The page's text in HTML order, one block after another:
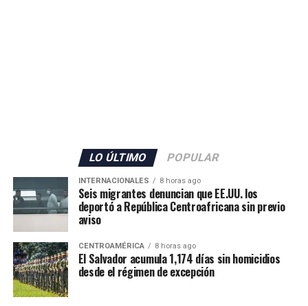
«Envía otro mensaje claro: los delincuentes no tienen
dónde esconderse», expresó el diplomático, quien
añadió que la cooperación entre ambos países para
desmantelar los cárteles y llevar ante la justicia a los
responsables de delitos violentos continúa dando
resultados.
LO ÚLTIMO POPULAR
INTERNACIONALES 8 horas ago
Seis migrantes denuncian que EE.UU. los
deportó a República Centroafricana sin previo
aviso
CENTROAMÉRICA 8 horas ago
El Salvador acumula 1,174 días sin homicidios
desde el régimen de excepción